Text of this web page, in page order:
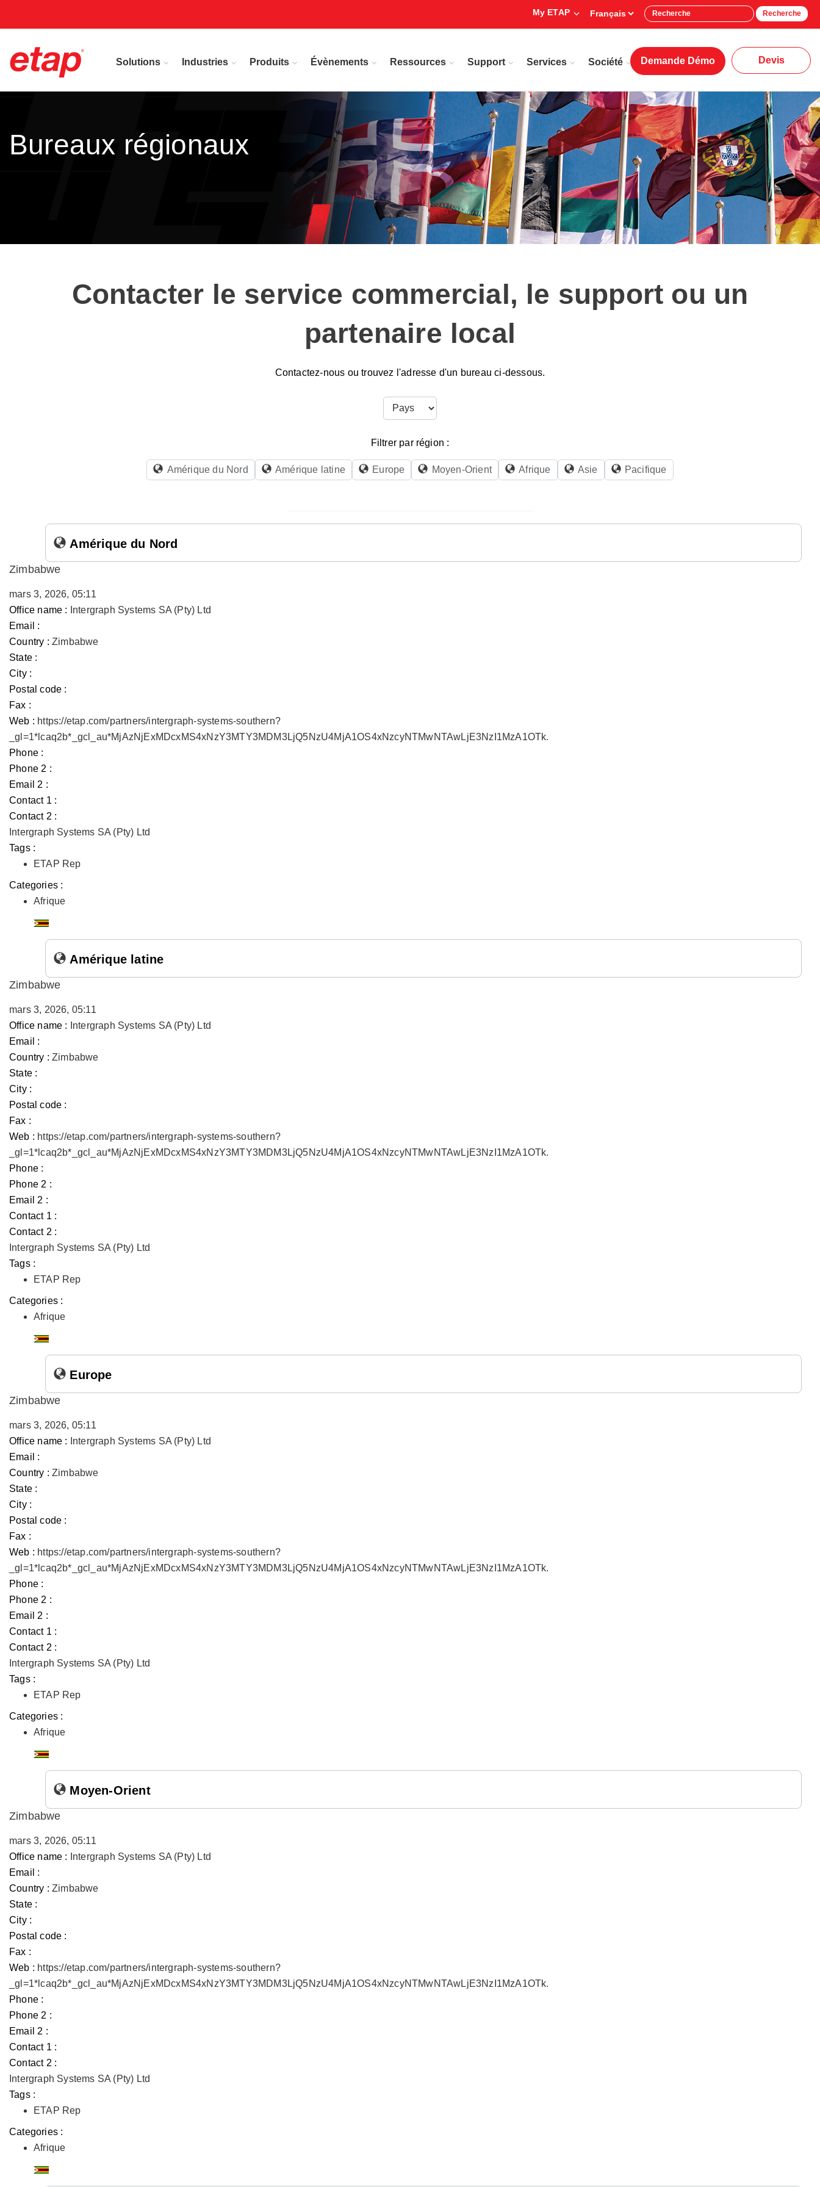
My ETAP Recherche
Solutions Industries Produits Évènements Ressources Support Services Société Demande Démo Devis
Bureaux régionaux
Contacter le service commercial, le support ou un
partenaire local
Contactez-nous ou trouvez l'adresse d'un bureau ci-dessous.
Filtrer par région :
Amérique du Nord Amérique latine Europe Moyen-Orient Afrique Asie Pacifique
Amérique du Nord
Zimbabwe
mars 3, 2026, 05:11
Office name :
Intergraph Systems SA (Pty) Ltd
Email :
Country : Zimbabwe
State :
City :
Postal code :
Fax :
Web : https://etap.com/partners/intergraph-systems-southern?
_gl=1*lcaq2b*_gcl_au*MjAzNjExMDcxMS4xNzY3MTY3MDM3LjQ5NzU4MjA1OS4xNzcyNTMwNTAwLjE3NzI1MzA1OTk.
Phone :
Phone 2 :
Email 2 :
Contact 1 :
Contact 2 :
Intergraph Systems SA (Pty) Ltd
Tags :
ETAP Rep
Categories :
Afrique
Amérique latine
Zimbabwe
mars 3, 2026, 05:11
Office name :
Intergraph Systems SA (Pty) Ltd
Email :
Country : Zimbabwe
State :
City :
Postal code :
Fax :
Web : https://etap.com/partners/intergraph-systems-southern?
_gl=1*lcaq2b*_gcl_au*MjAzNjExMDcxMS4xNzY3MTY3MDM3LjQ5NzU4MjA1OS4xNzcyNTMwNTAwLjE3NzI1MzA1OTk.
Phone :
Phone 2 :
Email 2 :
Contact 1 :
Contact 2 :
Intergraph Systems SA (Pty) Ltd
Tags :
ETAP Rep
Categories :
Afrique
Europe
Zimbabwe
mars 3, 2026, 05:11
Office name :
Intergraph Systems SA (Pty) Ltd
Email :
Country : Zimbabwe
State :
City :
Postal code :
Fax :
Web : https://etap.com/partners/intergraph-systems-southern?
_gl=1*lcaq2b*_gcl_au*MjAzNjExMDcxMS4xNzY3MTY3MDM3LjQ5NzU4MjA1OS4xNzcyNTMwNTAwLjE3NzI1MzA1OTk.
Phone :
Phone 2 :
Email 2 :
Contact 1 :
Contact 2 :
Intergraph Systems SA (Pty) Ltd
Tags :
ETAP Rep
Categories :
Afrique
Moyen-Orient
Zimbabwe
mars 3, 2026, 05:11
Office name :
Intergraph Systems SA (Pty) Ltd
Email :
Country : Zimbabwe
State :
City :
Postal code :
Fax :
Web : https://etap.com/partners/intergraph-systems-southern?
_gl=1*lcaq2b*_gcl_au*MjAzNjExMDcxMS4xNzY3MTY3MDM3LjQ5NzU4MjA1OS4xNzcyNTMwNTAwLjE3NzI1MzA1OTk.
Phone :
Phone 2 :
Email 2 :
Contact 1 :
Contact 2 :
Intergraph Systems SA (Pty) Ltd
Tags :
ETAP Rep
Categories :
Afrique